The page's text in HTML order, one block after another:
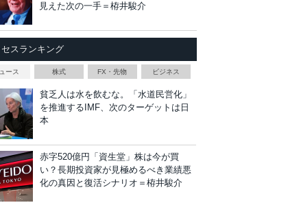
見えた次の一手＝栫井駿介
セスランキング
ース 株式 FX・先物 ビジネス
貧乏人は水を飲むな。「水道民営化」
を推進するIMF、次のターゲットは日
本
赤字520億円「資生堂」株は今が買
い？長期投資家が見極めるべき業績悪
化の真因と復活シナリオ＝栫井駿介